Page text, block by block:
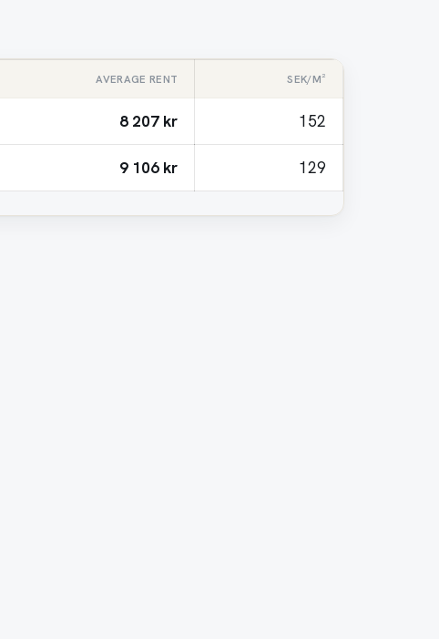
AVERAGE RENT SEK/M²
8 207 kr 152
9 106 kr 129